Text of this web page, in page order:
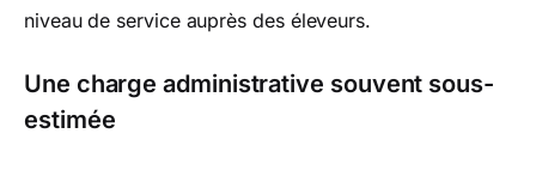
niveau de service auprès des éleveurs.
Une charge administrative souvent sous-
estimée